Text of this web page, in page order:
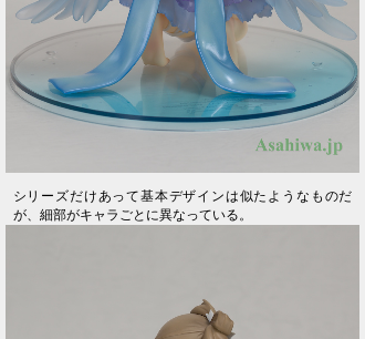
シリーズだけあって基本デザインは似たようなものだ
が、細部がキャラごとに異なっている。